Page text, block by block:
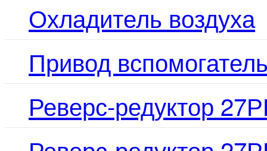
Охладитель воздуха
Привод
Реверс-редуктор